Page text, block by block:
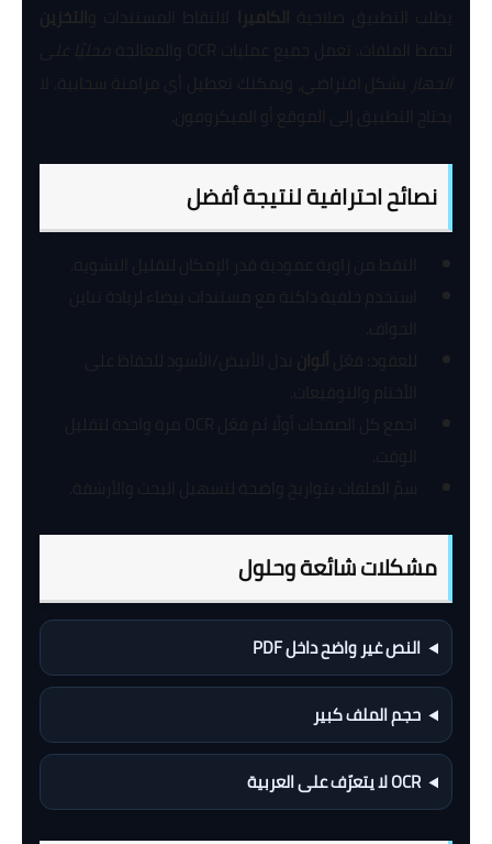
يطلب التطبيق صلاحية الكاميرا لالتقاط المستندات و
التخزين
لحفظ الملفات. تعمل جميع عمليات OCR والمعالجة
محليًا على
الجهاز
بشكل افتراضي، ويمكنك تعطيل أي مزامنة سحابية. لا
يحتاج التطبيق إلى الموقع أو الميكروفون.
نصائح احترافية لنتيجة أفضل
التقط من زاوية عمودية قدر الإمكان لتقليل التشويه.
استخدم خلفية داكنة مع مستندات بيضاء لزيادة تباين
الحواف.
للعقود: فعّل
بدل الأبيض/الأسود للحفاظ على
الأختام والتوقيعات.
اجمع كل الصفحات أولًا ثم فعّل OCR مرة واحدة لتقليل
الوقت.
سمِّ الملفات بتواريخ واضحة لتسهيل البحث والأرشفة.
مشكلات شائعة وحلول
النص غير واضح داخل PDF
حجم الملف كبير
OCR لا يتعرّف على العربية